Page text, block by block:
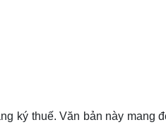
ký thuế. Văn bản này mang